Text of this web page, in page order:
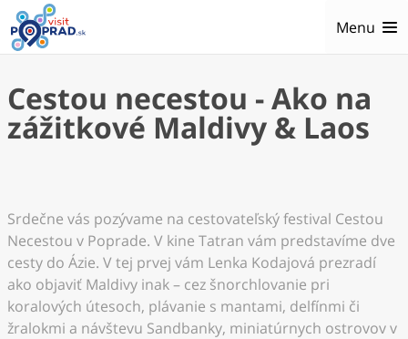
Menu
Cestou necestou - Ako na
zážitkové Maldivy & Laos
Srdečne vás pozývame na cestovateľský festival Cestou
Necestou v Poprade. V kine Tatran vám predstavíme dve
cesty do Ázie. V tej prvej vám Lenka Kodajová prezradí
ako objaviť Maldivy inak – cez šnorchlovanie pri
koralových útesoch, plávanie s mantami, delfínmi či
žralokmi a návštevu Sandbanky, miniatúrnych ostrovov v